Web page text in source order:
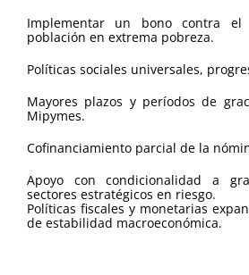
Implementar un bono contra
población en extrema pobreza.
Políticas sociales universales,
Mayores plazos y períodos de
Mipymes.
Cofinanciamiento parcial de la
Apoyo con condicionalidad a
sectores estratégicos en riesgo.
Políticas fiscales y monetarias
de estabilidad macroeconómica.